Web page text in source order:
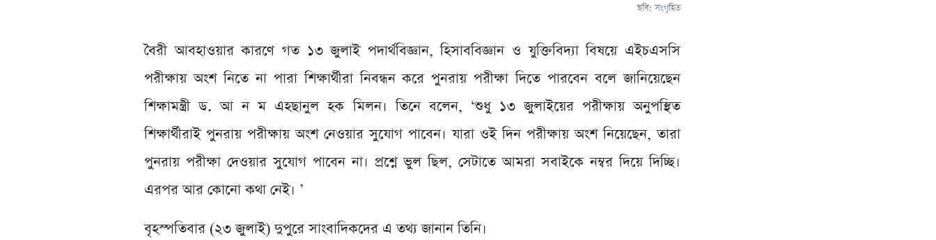
ছবি: সংগৃহিত
বৈরী আবহাওয়ার কারণে গত ১৩ জুলাই পদার্থবিজ্ঞান, হিসাববিজ্ঞান ও যুক্তিবিদ্যা বিষয়ে এইচএসসি
পরীক্ষায় অংশ নিতে না পারা শিক্ষার্থীরা নিবন্ধন করে পুনরায় পরীক্ষা দিতে পারবেন বলে জানিয়েছেন
শিক্ষামন্ত্রী ড. আ ন ম এহছানুল হক মিলন। তিনে বলেন, ‘শুধু ১৩ জুলাইয়ের পরীক্ষায় অনুপস্থিত
শিক্ষার্থীরাই পুনরায় পরীক্ষায় অংশ নেওয়ার সুযোগ পাবেন। যারা ওই দিন পরীক্ষায় অংশ নিয়েছেন, তারা
পুনরায় পরীক্ষা দেওয়ার সুযোগ পাবেন না। প্রশ্নে ভুল ছিল, সেটাতে আমরা সবাইকে নম্বর দিয়ে দিচ্ছি।
এরপর আর কোনো কথা নেই। ’
বৃহস্পতিবার (২৩ জুলাই) দুপুরে সাংবাদিকদের এ তথ্য জানান তিনি।